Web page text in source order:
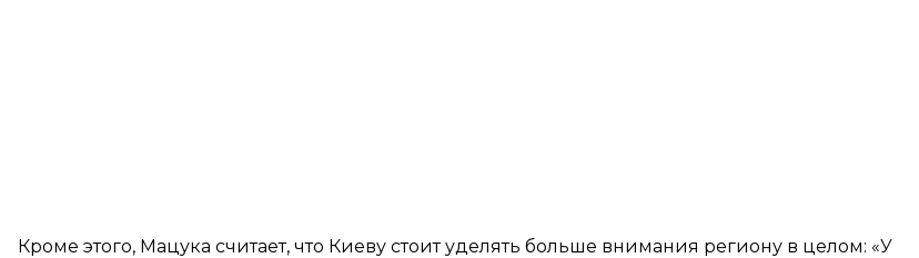
Кроме этого, Мацука считает, что Киеву стоит уделять больше внимания региону в целом: «У